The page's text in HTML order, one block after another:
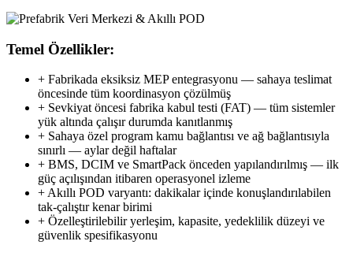
Temel Özellikler:
+ Fabrikada eksiksiz MEP entegrasyonu — sahaya teslimat
öncesinde tüm koordinasyon çözülmüş
+ Sevkiyat öncesi fabrika kabul testi (FAT) — tüm sistemler
yük altında çalışır durumda kanıtlanmış
+ Sahaya özel program kamu bağlantısı ve ağ bağlantısıyla
sınırlı — aylar değil haftalar
+ BMS, DCIM ve SmartPack önceden yapılandırılmış — ilk
güç açılışından itibaren operasyonel izleme
+ Akıllı POD varyantı: dakikalar içinde konuşlandırılabilen
tak-çalıştır kenar birimi
+ Özelleştirilebilir yerleşim, kapasite, yedeklilik düzeyi ve
güvenlik spesifikasyonu